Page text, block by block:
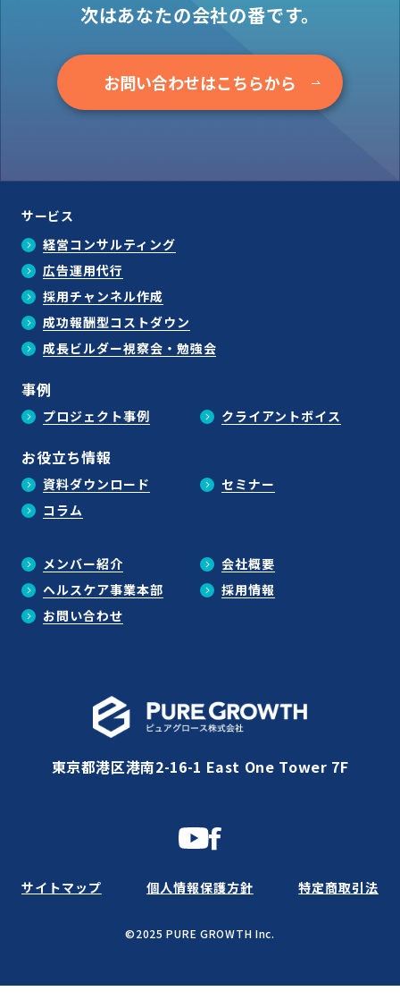
次はあなたの会社の番です。
お問い合わせはこちらから
サービス
経営コンサルティング
広告運用代行
採用チャンネル作成
成功報酬型コストダウン
成長ビルダー視察会・勉強会
事例
プロジェクト事例 クライアントボイス
お役立ち情報
資料ダウンロード
セミナー
コラム
メンバー紹介
会社概要
ヘルスケア事業本部
採用情報
お問い合わせ
東京都港区港南2-16-1 East One Tower 7F
©2025 PURE GROWTH Inc.
サイトマップ 個人情報保護方針 特定商取引法